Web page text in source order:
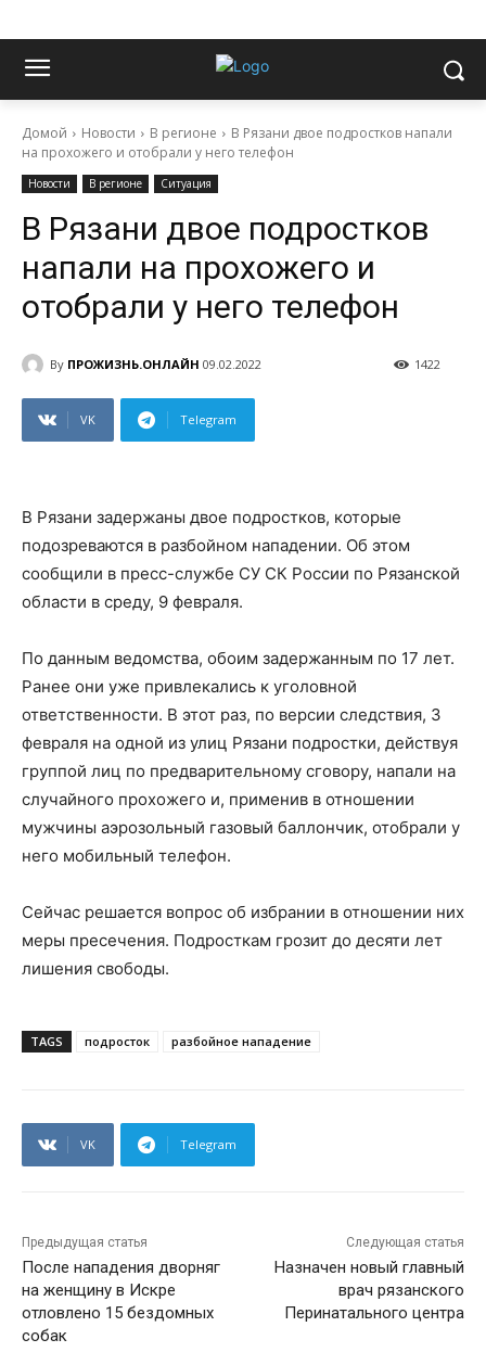
Домой Новости В регионе
В Рязани двое подростков напали
на прохожего и отобрали у него телефон
Новости В регионе Ситуация
В Рязани двое подростков
напали на прохожего и
отобрали у него телефон
By ПРОЖИЗНЬ.ОНЛАЙН 09.02.2022 1422
VK Telegram
В Рязани задержаны двое подростков, которые
подозреваются в разбойном нападении. Об этом
сообщили в пресс-службе СУ СК России по Рязанской
области в среду, 9 февраля.
По данным ведомства, обоим задержанным по 17 лет.
Ранее они уже привлекались к уголовной
ответственности. В этот раз, по версии следствия, 3
февраля на одной из улиц Рязани подростки, действуя
группой лиц по предварительному сговору, напали на
случайного прохожего и, применив в отношении
мужчины аэрозольный газовый баллончик, отобрали у
него мобильный телефон.
Сейчас решается вопрос об избрании в отношении них
меры пресечения. Подросткам грозит до десяти лет
лишения свободы.
TAGS подросток разбойное нападение
VK Telegram
Предыдущая статья
После нападения дворняг
на женщину в Искре
отловлено 15 бездомных
собак
Следующая статья
Назначен новый главный
врач рязанского
Перинатального центра